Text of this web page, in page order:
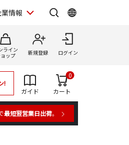
情報
ライン
ップ
新規登録 ログイン
!
ガイド
カート
0
最短翌営業日出荷。